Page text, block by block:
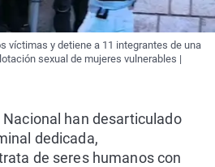
víctimas y detiene a 11 integrantes de una
sexual de mujeres vulnerables |
han desarticulado
dedicada,
de seres humanos con